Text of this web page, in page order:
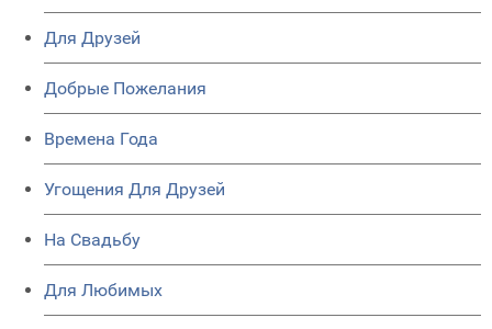
Для Друзей
Добрые Пожелания
Времена Года
Угощения Для Друзей
На Свадьбу
Для Любимых